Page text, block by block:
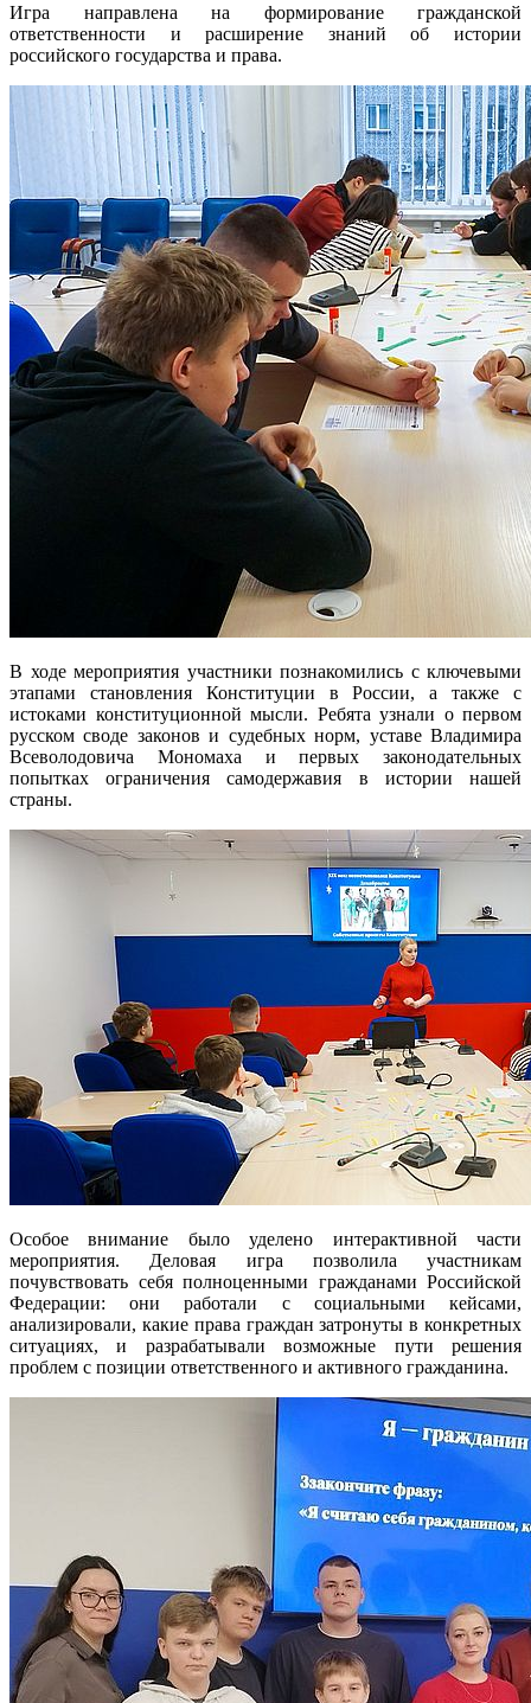
Игра направлена на формирование гражданской
ответственности и расширение знаний об истории
российского государства и права.
В ходе мероприятия участники познакомились с ключевыми
этапами становления Конституции в России, а также с
истоками конституционной мысли. Ребята узнали о первом
русском своде законов и судебных норм, уставе Владимира
Всеволодовича Мономаха и первых законодательных
попытках ограничения самодержавия в истории нашей
страны.
Особое внимание было уделено интерактивной части
мероприятия. Деловая игра позволила участникам
почувствовать себя полноценными гражданами Российской
Федерации: они работали с социальными кейсами,
анализировали, какие права граждан затронуты в конкретных
ситуациях, и разрабатывали возможные пути решения
проблем с позиции ответственного и активного гражданина.